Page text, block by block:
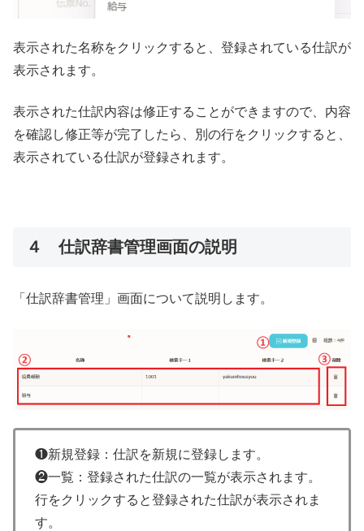
表示された名称をクリックすると、登録されている仕訳が
表示されます。
表示された仕訳内容は修正することができますので、内容
を確認し修正等が完了したら、別の行をクリックすると、
表示されている仕訳が登録されます。
４ 仕訳辞書管理画面の説明
「仕訳辞書管理」画面について説明します。
❶新規登録：仕訳を新規に登録します。
❷一覧：登録された仕訳の一覧が表示されます。
行をクリックすると登録された仕訳が表示されま
す。